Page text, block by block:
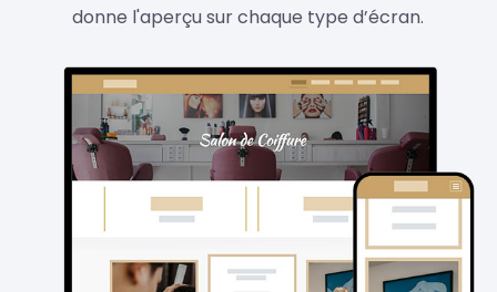
donne l'aperçu sur chaque type d’écran.